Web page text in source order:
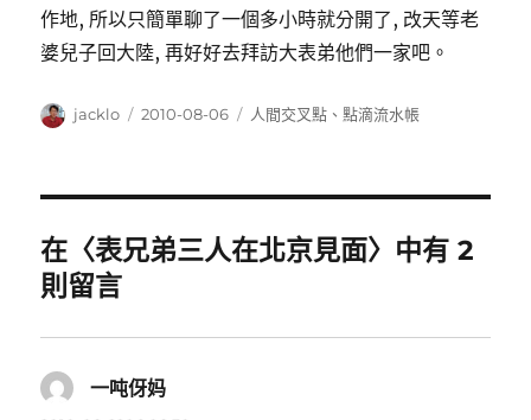
作地, 所以只簡單聊了一個多小時就分開了, 改天等老
婆兒子回大陸, 再好好去拜訪大表弟他們一家吧。
作
jacklo
發
2010-08-06
分
人間交叉點 、點滴流水帳
在〈表兄弟三人在北京見面〉中有 2
則留言
一吨伢妈